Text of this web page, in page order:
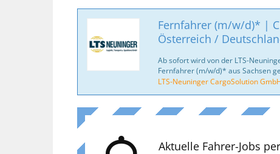
Fernfahrer (m/w/d)* |
Österreich /
Ab sofort wird von der LTS-
Fernfahrer (m/w/d)* aus Sachsen
LTS-Neuninger CargoSolution
Aktuelle Fahrer-Jobs per